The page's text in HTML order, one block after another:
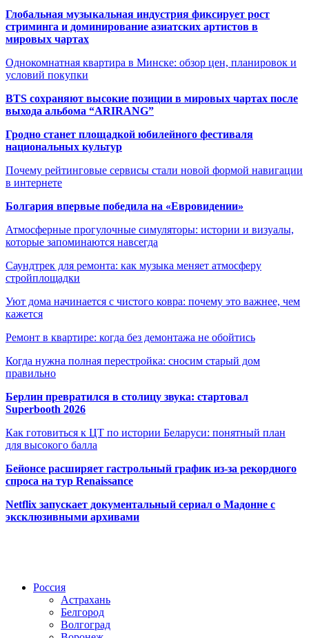
Глобальная музыкальная индустрия фиксирует рост
стриминга и доминирование азиатских артистов в
мировых чартах
Однокомнатная квартира в Минске: обзор цен, планировок и
условий покупки
BTS сохраняют высокие позиции в мировых чартах после
выхода альбома “ARIRANG”
Гродно станет площадкой юбилейного фестиваля
национальных культур
Почему рейтинговые сервисы стали новой формой навигации
в интернете
Болгария впервые победила на «Евровидении»
Атмосферные прогулочные симуляторы: истории и визуалы,
которые запоминаются навсегда
Саундтрек для ремонта: как музыка меняет атмосферу
стройплощадки
Уют дома начинается с чистого ковра: почему это важнее, чем
кажется
Ремонт в квартире: когда без демонтажа не обойтись
Когда нужна полная перестройка: сносим старый дом
правильно
Берлин превратился в столицу звука: стартовал
Superbooth 2026
Как готовиться к ЦТ по истории Беларуси: понятный план
для высокого балла
Бейонсе расширяет гастрольный график из-за рекордного
спроса на тур Renaissance
Netflix запускает документальный сериал о Мадонне с
эксклюзивными архивами
Россия
Астрахань
Белгород
Волгоград